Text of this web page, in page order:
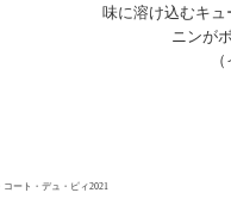
味に溶け込むキ
ニンが
ート・デュ・ピィ2021